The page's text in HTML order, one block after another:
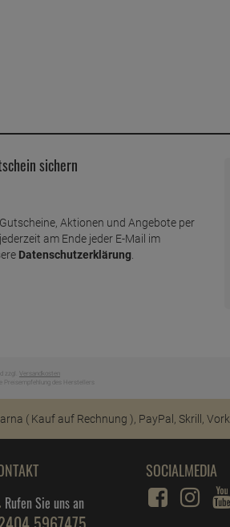
sichern
Aktionen und Angebote per
am Ende jeder E-Mail im
Datenschutzerklärung.
zzgl. Versandkosten
Preisempfehlung des Herstellers
Rufen Sie uns an
SOCIALMEDIA